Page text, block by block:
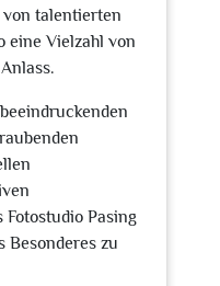
von talentierten
eine Vielzahl von
Pasing
Besonderes zu